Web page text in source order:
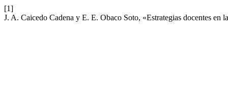
[1]
J. A. Caicedo Cadena y E. E. Obaco Soto, «Estrategias docentes en